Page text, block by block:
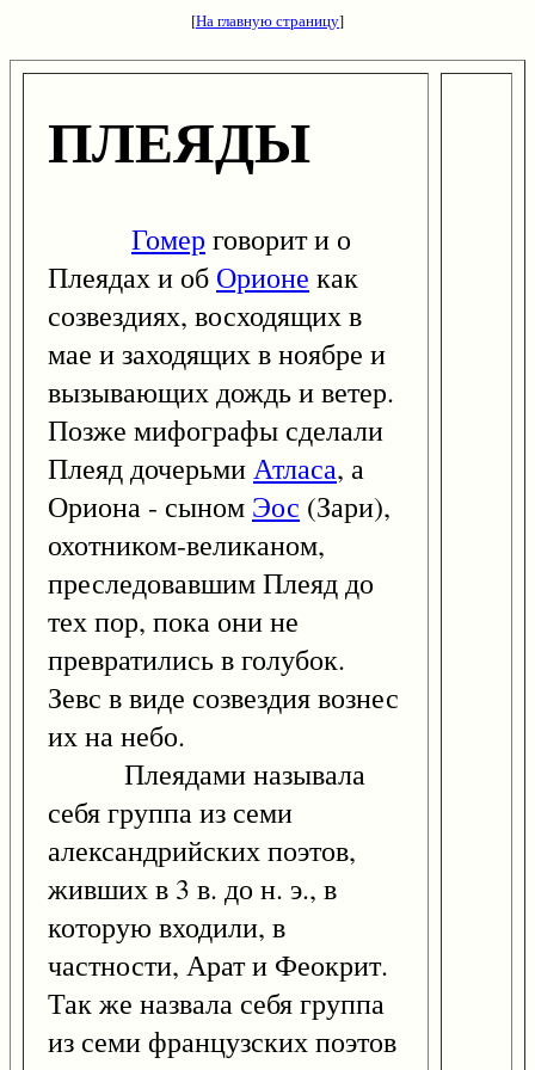
[На главную страницу]
ПЛЕЯДЫ
Гомер говорит и о
Плеядах и об Орионе как
созвездиях, восходящих в
мае и заходящих в ноябре и
вызывающих дождь и ветер.
Позже мифографы сделали
Плеяд дочерьмиАтласа, а
Ориона - сыном Эос (Зари),
охотником-великаном,
преследовавшим Плеяд до
тех пор, пока они не
превратились в голубок.
Зевс в виде созвездия вознес
их на небо.
Плеядами называла
себя группа из семи
александрийских поэтов,
живших в 3 в. до н. э., в
которую входили, в
частности, Арат и Феокрит.
Так же назвала себя группа
из семи французских поэтов